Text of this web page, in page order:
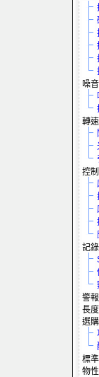
噪
轉
控
記
警
長
選
標
物